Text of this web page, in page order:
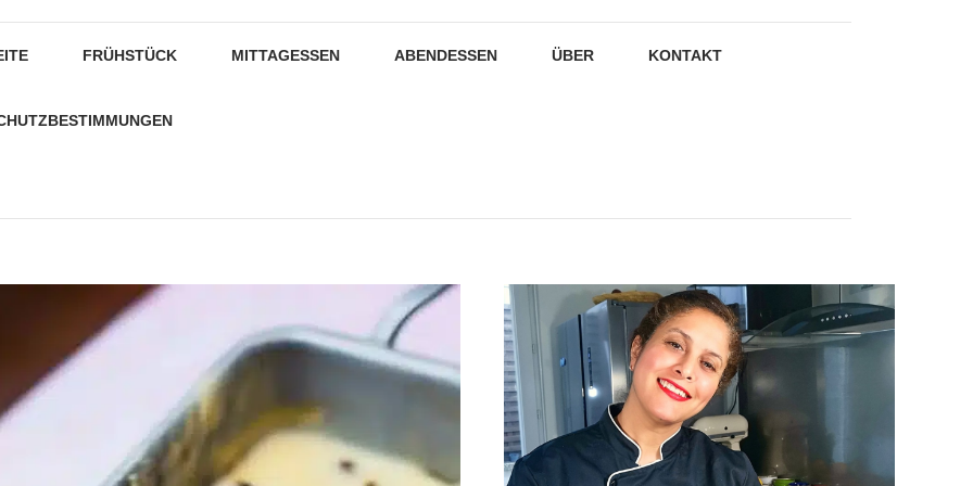
FRÜHSTÜCK MITTAGESSEN ABENDESSEN ÜBER KONTAKT